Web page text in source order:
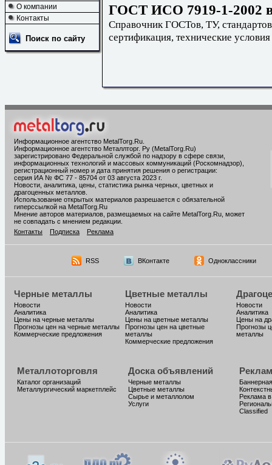
О компании
Контакты
Поиск по сайту
ГОСТ ИСО 7919-1-2002
Справочник ГОСТов, ТУ,
сертификация, технические условия
Информационное агентство MetalTorg.Ru
Информационное агентство Металлторг. Ру (MetalTorg.Ru)
зарегистрировано Федеральной службой по надзору в сфере связи,
информационных технологий и массовых коммуникаций (Роскомнадзор),
регистрационный номер и дата принятия решения о регистрации:
серия ИА № ФС 77 - 85704 от 03 августа 2023 г.
Новости, аналитика, цены, статистика рынка черных, цветных и
драгоценных металлов.
Использование открытых материалов разрешается с обязательной
гиперссылкой на MetalTorg.Ru
Мнение авторов материалов, размещаемых на сайте MetalTorg.Ru, может
не совпадать с мнением редакции.
Контакты
Подписка Реклама
RSS ВКонтакте Одноклассники
Черные металлы
Новости
Аналитика
Цены на черные металлы
Прогнозы цен на черные металлы
Коммерческие предложения
Цветные металлы
Новости
Аналитика
Цены на цветные металлы
Прогнозы цен на цветные
металлы
Коммерческие предложения
Новости
Аналитика
Цены на
Прогнозы
металлы
Металлоторговля
Каталог организаций
Металлургический маркетплейс
Доска объявлений
Черные металлы
Цветные металлы
Сырье и металлолом
Услуги
Реклама
Classified